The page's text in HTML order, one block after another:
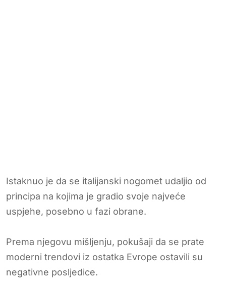
Istaknuo je da se italijanski nogomet udaljio od
principa na kojima je gradio svoje najveće
uspjehe, posebno u fazi obrane.
Prema njegovu mišljenju, pokušaji da se prate
moderni trendovi iz ostatka Evrope ostavili su
negativne posljedice.